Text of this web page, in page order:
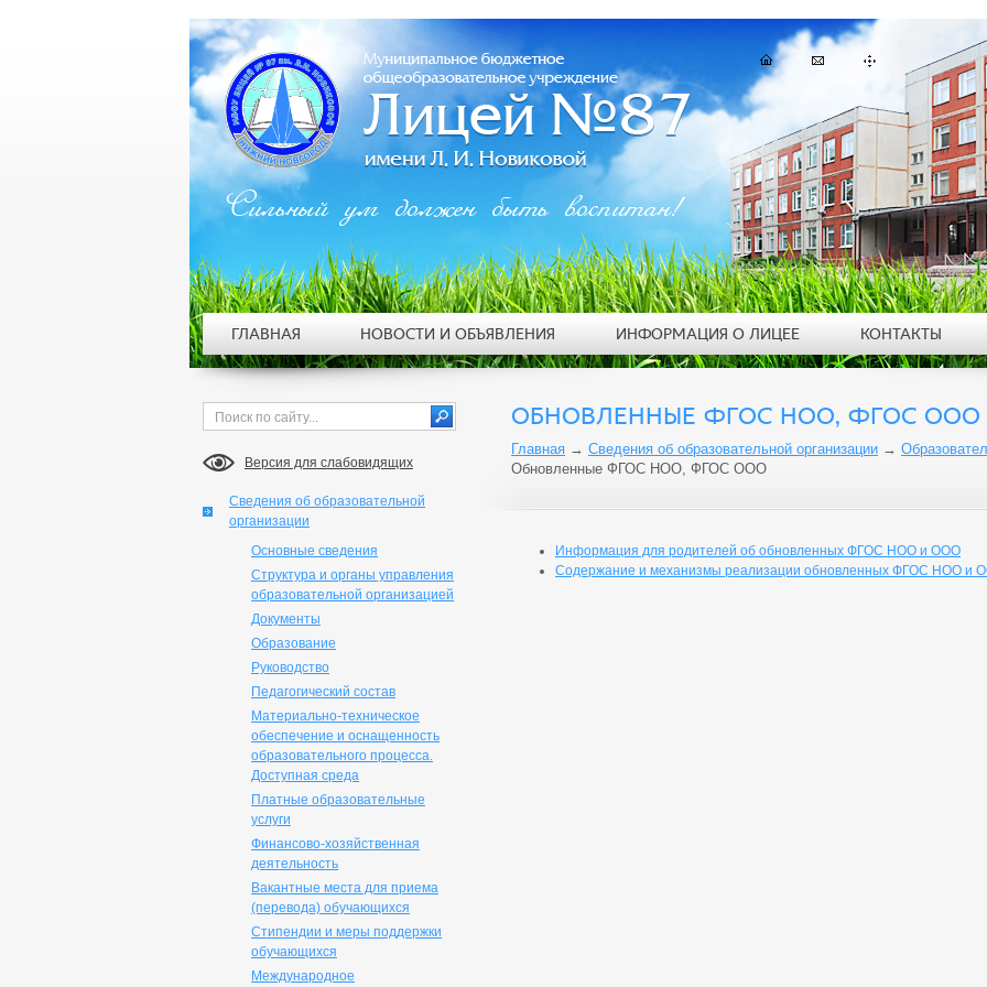
Версия для слабовидящих
Сведения об образовательной
организации
Основные сведения
Структура и органы управления
образовательной организацией
Документы
Образование
Руководство
Педагогический состав
Материально-техническое
обеспечение и оснащенность
образовательного процесса.
Доступная среда
Платные образовательные
услуги
Финансово-хозяйственная
деятельность
Вакантные места для приема
(перевода) обучающихся
Стипендии и меры поддержки
обучающихся
Международное
ОБНОВЛЕННЫЕ ФГОС НОО, ФГОС ООО
Главная → Сведения об образовательной организации →
Обновленные ФГОС НОО, ФГОС ООО
Информация для родителей об обновленных ФГОС НОО и ООО
Содержание и механизмы реализации обновленных ФГОС НОО и
Сильный ум должен быть воспитан!
ГЛАВНАЯ НОВОСТИ И ОБЪЯВЛЕНИЯ ИНФОРМАЦИЯ О ЛИЦЕЕ КОНТАКТЫ